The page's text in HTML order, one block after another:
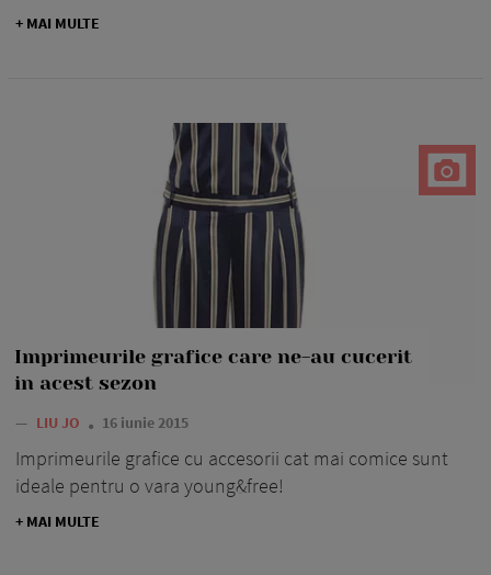
+ MAI MULTE
Imprimeurile grafice care ne-au cucerit
in acest sezon
— LIU JO 16 iunie 2015
Imprimeurile grafice cu accesorii cat mai comice sunt
ideale pentru o vara young&free!
+ MAI MULTE